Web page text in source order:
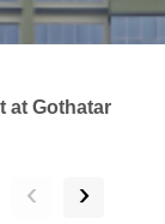
at Gothatar
‹ ›